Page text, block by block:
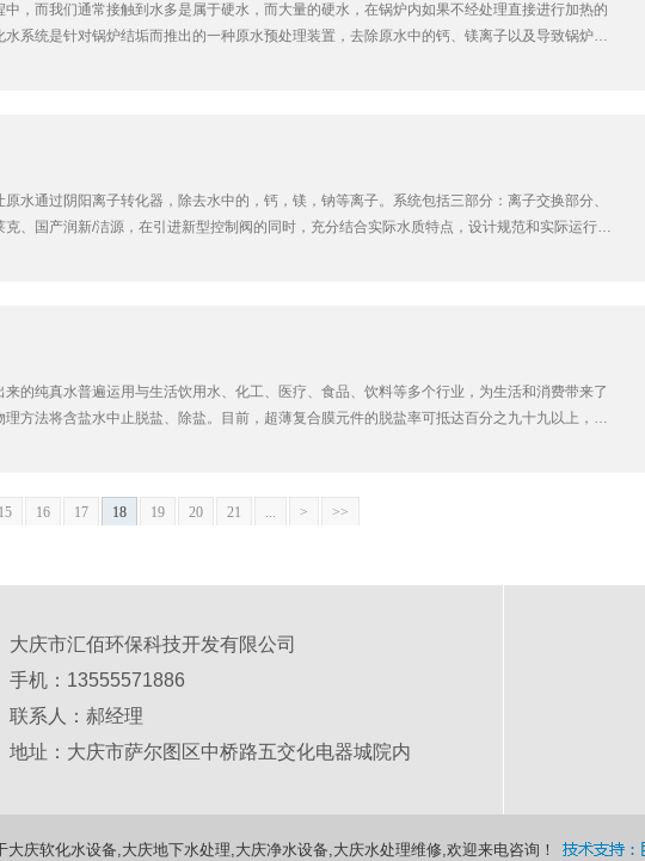
，而我们通常接触到水多是属于硬水，而大量的硬水，在锅炉内如果不经处理直接进行加热的
系统是针对锅炉结垢而推出的一种原水预处理装置，去除原水中的钙、镁离子以及导致锅炉长
水通过阴阳离子转化器，除去水中的，钙，镁，钠等离子。系统包括三部分：离子交换部分、
、国产润新/洁源，在引进新型控制阀的同时，充分结合实际水质特点，设计规范和实际运行经
的纯真水普遍运用与生活饮用水、化工、医疗、食品、饮料等多个行业，为生活和消费带来了
方法将含盐水中止脱盐、除盐。目前，超薄复合膜元件的脱盐率可抵达百分之九十九以上，并
15 16 17 18 19 20 21 ... > >>
大庆市汇佰环保科技开发有限公司
手机：13555571886
联系人：郝经理
地址：大庆市萨尔图区中桥路五交化电器城院内
大庆软化水设备,大庆地下水处理,大庆净水设备,大庆水处理维修,欢迎来电咨询！